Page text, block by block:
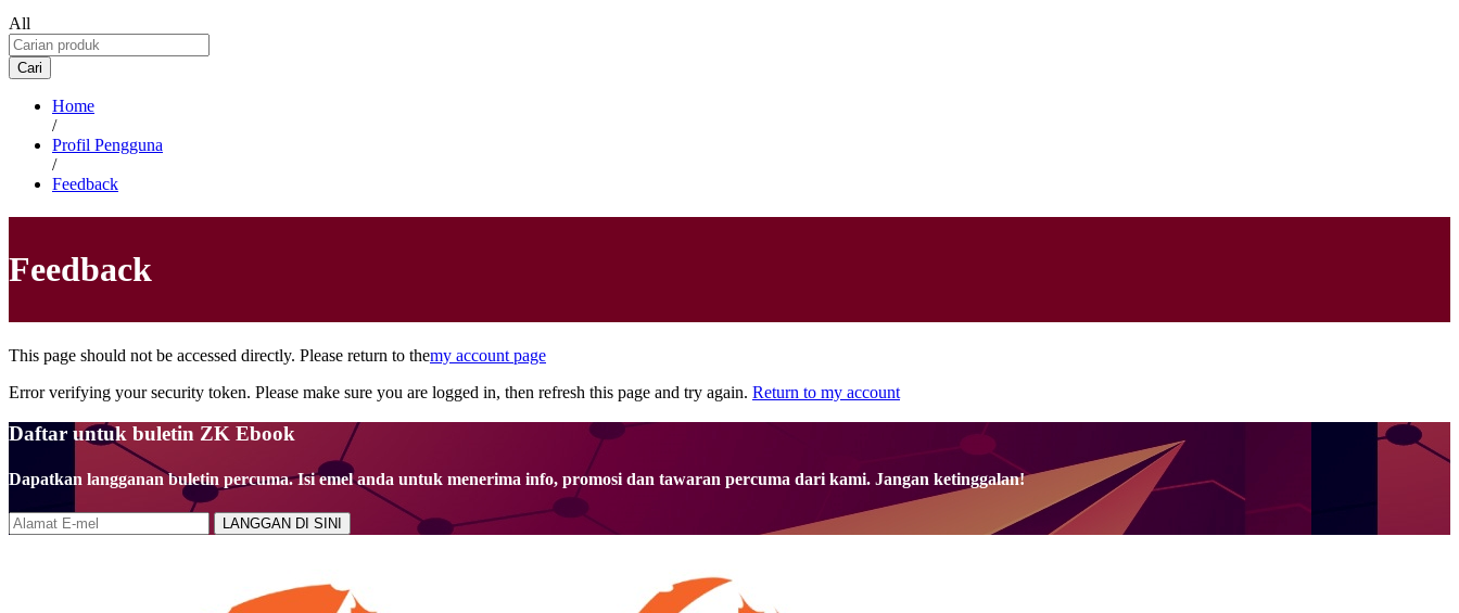
All
Cari
Home
/
Profil Pengguna
/
Feedback
Feedback
This page should not be accessed directly. Please return to themy account page
Error verifying your security token. Please make sure you are logged in, then refresh this page and try again. Return to my account
Daftar untuk buletin ZK Ebook
Dapatkan langganan buletin percuma. Isi emel anda untuk menerima info, promosi dan tawaran percuma dari kami. Jangan ketinggalan!